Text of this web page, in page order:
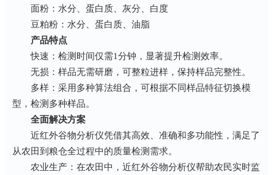
面粉：水分、蛋白质、灰分、白度
豆粕粉：水分、蛋白质、油脂
产品特点
快速：检测时间仅需1分钟，显著提升检测效率。
无损：样品无需研磨，可整粒进样，保持样品完整性。
多样：采用多种算法组合，可根据不同样品特征切换模
型，检测多种样品。
全面解决方案
近红外谷物分析仪凭借其高效、准确和多功能性，满足了
从农田到粮仓全过程中的质量检测需求。
农业生产：在农田中，近红外谷物分析仪帮助农民实时监